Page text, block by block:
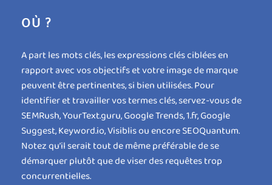
OÙ ?
A part les mots clés, les expressions clés ciblées en
rapport avec vos objectifs et votre image de marque
peuvent être pertinentes, si bien utilisées. Pour
identifier et travailler vos termes clés, servez-vous de
SEMRush, YourText.guru, Google Trends, 1.fr, Google
Suggest, Keyword.io, Visiblis ou encore SEOQuantum.
Notez qu’il serait tout de même préférable de se
démarquer plutôt que de viser des requêtes trop
concurrentielles.